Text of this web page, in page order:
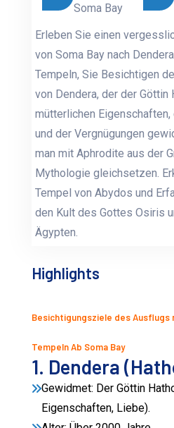
Soma Bay
Erleben Sie einen
von Soma Bay nach
Tempeln, Sie Besichtigen
von Dendera, der der Göttin
mütterlichen
und der Vergnügungen
man mit Aphrodite aus der
Mythologie gleichsetzen.
Tempel von Abydos und
den Kult des Gottes Osiris
Ägypten.
Highlights
Besichtigungsziele des Ausflugs
Tempeln Ab Soma Bay
1. Dendera
Gewidmet: Der Göttin
Eigenschaften, Liebe).